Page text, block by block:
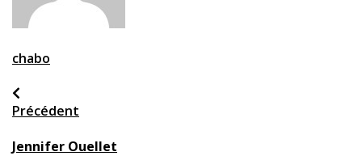
chabo
Précédent
Jennifer Ouellet